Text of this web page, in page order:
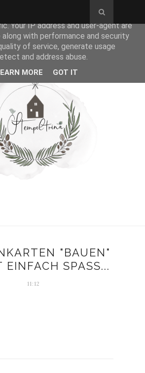
"BAUEN"
EINFACH SPASS...
11:12
from Google to deliver its services
Your IP address and user-agent are
along with performance and security
of service, generate usage
and address abuse.
MORE GOT IT